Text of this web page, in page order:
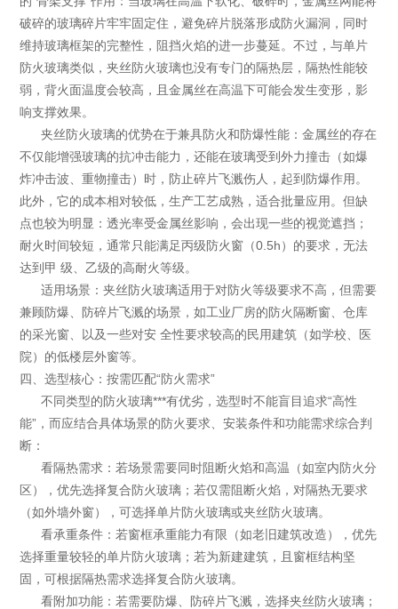
破碎的玻璃碎片牢牢固定住，避免碎片脱落形成防火漏洞，同时
维持玻璃框架的完整性，阻挡火焰的进一步蔓延。不过，与单片
防火玻璃类似，夹丝防火玻璃也没有专门的隔热层，隔热性能较
弱，背火面温度会较高，且金属丝在高温下可能会发生变形，影
响支撑效果。
夹丝防火玻璃的优势在于兼具防火和防爆性能：金属丝的存在
不仅能增强玻璃的抗冲击能力，还能在玻璃受到外力撞击（如爆
炸冲击波、重物撞击）时，防止碎片飞溅伤人，起到防爆作用。
此外，它的成本相对较低，生产工艺成熟，适合批量应用。但缺
点也较为明显：透光率受金属丝影响，会出现一些的视觉遮挡；
耐火时间较短，通常只能满足丙级防火窗（0.5h）的要求，无法
达到甲 级、乙级的高耐火等级。
适用场景：夹丝防火玻璃适用于对防火等级要求不高，但需要
兼顾防爆、防碎片飞溅的场景，如工业厂房的防火隔断窗、仓库
的采光窗、以及一些对安 全性要求较高的民用建筑（如学校、医
院）的低楼层外窗等。
四、选型核心：按需匹配“防火需求”
不同类型的防火玻璃***有优劣，选型时不能盲目追求“高性
能”，而应结合具体场景的防火要求、安装条件和功能需求综合判
断：
看隔热需求：若场景需要同时阻断火焰和高温（如室内防火分
区），优先选择复合防火玻璃；若仅需阻断火焰，对隔热无要求
（如外墙外窗），可选择单片防火玻璃或夹丝防火玻璃。
看承重条件：若窗框承重能力有限（如老旧建筑改造），优先
选择重量较轻的单片防火玻璃；若为新建建筑，且窗框结构坚
固，可根据隔热需求选择复合防火玻璃。
看附加功能：若需要防爆、防碎片飞溅，选择夹丝防火玻璃；